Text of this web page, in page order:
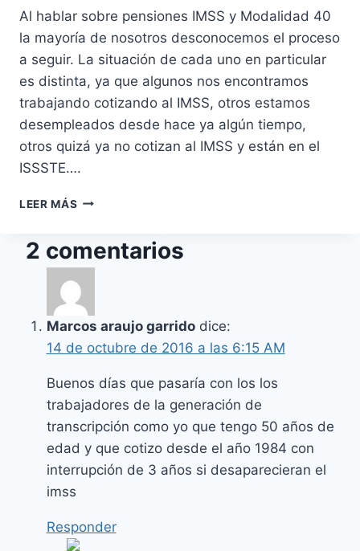
Al hablar sobre pensiones IMSS y Modalidad 40
la mayoría de nosotros desconocemos el proceso
a seguir. La situación de cada uno en particular
es distinta, ya que algunos nos encontramos
trabajando cotizando al IMSS, otros estamos
desempleados desde hace ya algún tiempo,
otros quizá ya no cotizan al IMSS y están en el
ISSSTE….
LEER MÁS PENSIONES
MODALIDAD
40
(ACTUALIZADO
AÑO
2020)
2 comentarios
Marcos araujo garrido dice:
14 de octubre de 2016 a las 6:15 AM
Buenos días que pasaría con los los
trabajadores de la generación de
transcripción como yo que tengo 50 años de
edad y que cotizo desde el año 1984 con
interrupción de 3 años si desaparecieran el
imss
Responder